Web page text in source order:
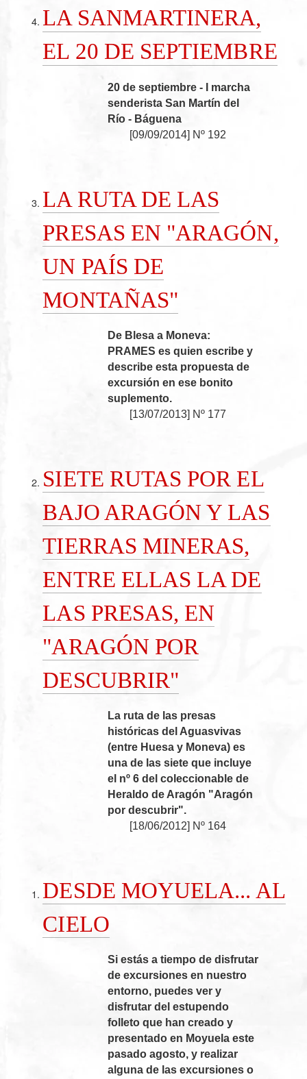
LA SANMARTINERA,
EL 20 DE SEPTIEMBRE
20 de septiembre - I marcha
senderista San Martín del
Río - Báguena
[09/09/2014] Nº 192
LA RUTA DE LAS
PRESAS EN "ARAGÓN,
UN PAÍS DE
MONTAÑAS"
De Blesa a Moneva:
PRAMES es quien escribe y
describe esta propuesta de
excursión en ese bonito
suplemento.
[13/07/2013] Nº 177
SIETE RUTAS POR EL
BAJO ARAGÓN Y LAS
TIERRAS MINERAS,
ENTRE ELLAS LA DE
LAS PRESAS, EN
"ARAGÓN POR
DESCUBRIR"
La ruta de las presas
históricas del Aguasvivas
(entre Huesa y Moneva) es
una de las siete que incluye
el nº 6 del coleccionable de
Heraldo de Aragón "Aragón
por descubrir".
[18/06/2012] Nº 164
DESDE MOYUELA... AL
CIELO
Si estás a tiempo de disfrutar
de excursiones en nuestro
entorno, puedes ver y
disfrutar del estupendo
folleto que han creado y
presentado en Moyuela este
pasado agosto, y realizar
alguna de las excursiones o